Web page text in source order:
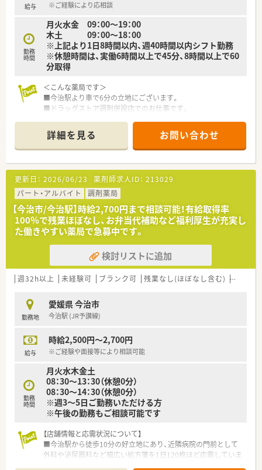
給与 ※ご経験により応相談
勤務
時間
月火水金 09：00～19：00
木土 09：00～18：00
※上記より1日8時間以内、週40時間以内シフト勤務
※休憩時間は、実働6時間以上で45分、8時間以上で60
分取得
＜こんな薬局です＞
■今治駅より車で6分の立地にございます。
■ドラッグストア調剤併設店でのお仕事です。
＜業務内容＞
■調剤・監査・投薬等、薬剤師業務全般をお願いします。
■門前のクリニックより、心療内科・精神科の処方箋が中心で
す。
■外来処方箋枚数は1日あたり40～50枚/日程度応需していま
す。
＜メディカルリソースの派遣＞
■弊社は全国に12拠点を展開し、全国各地の薬局・ドラッグスト
アなど、派遣先との信頼関係を大切にしながら、豊富な求人情報
をご提供しています。
また、今後ご転居された場合でも、全国各地のエリア情報に精
通したコンサルタントが皆様をお迎えいたします。
■充実した福利厚生！
福利厚生サービス利用可能・スポーツクラブ利用可能・特別休
■研修制度も充実！
e-ラーニング受講無料・ファーマシーセミナーへの参加無料・
情報メディア「ファルマラボ」 などがございます。
■就業日は当社負担にて薬剤師賠償責任保険が適用されますの
で、安心してご就業いただけます。
結婚休暇・出産休暇（産休取得者以外）・産前産後休暇・忌引休暇・
子の看護休暇・介護休暇が取得可能です。
詳細を見る お問い合わせ
更新日： 2026/06/23 薬剤師求人ID： 213029
パート・アルバイト
調剤薬局
【今治市/今治駅】時給2,700円まで相談可能！有給取得率
100％で残業ほぼなし、お弁当代補助など福利厚生が充実し
た働きやすい薬局で急募中です。
検討リストに追加
週32h以上 未経験可 ブランク可 残業なし(ほぼなし含む) 車通勤
勤務地
愛媛県 今治市
今治駅 (JR予讃線)
給与
時給2,500円～2,700円
※ご経験や面接等により相談可能
勤務
時間
月火水木金土
08：30～13：30（休憩0分）
08：30～14：30（休憩0分）
※週3～5日ご勤務いただける方
※午後の勤務もご相談可能です
【店舗情報と応需状況について】
■今治駅から徒歩10分の好立地にあり、近隣病院の門前として
外科や泌尿器科など幅広い処方箋を1日120枚ほど応需していま